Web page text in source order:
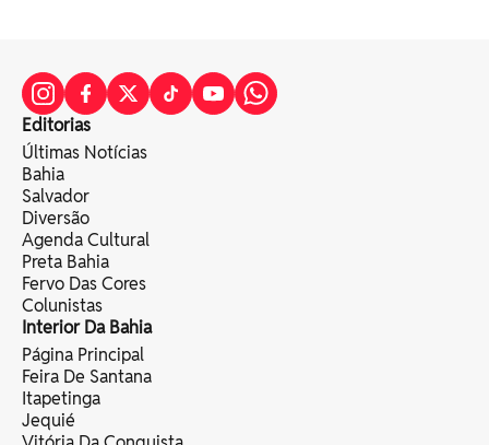
Editorias
Últimas Notícias
Bahia
Salvador
Diversão
Agenda Cultural
Preta Bahia
Fervo Das Cores
Colunistas
Interior Da Bahia
Página Principal
Feira De Santana
Itapetinga
Jequié